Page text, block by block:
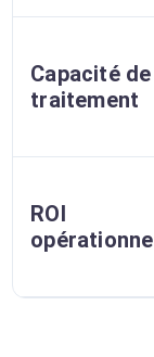
Capacité de
traitement
ROI